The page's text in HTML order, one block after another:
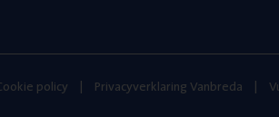
policy Privacyverklaring Vanbreda